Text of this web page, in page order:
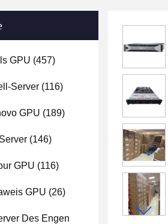
GPU (457)
Server (116)
GPU (189)
(146)
GPU (116)
GPU (26)
Des Engen